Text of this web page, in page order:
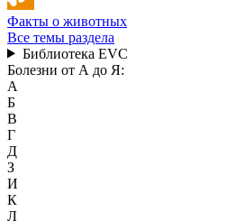
Факты о животных
Все темы раздела
Библиотека EVC
Болезни от А до Я:
А
Б
В
Г
Д
З
И
К
Л